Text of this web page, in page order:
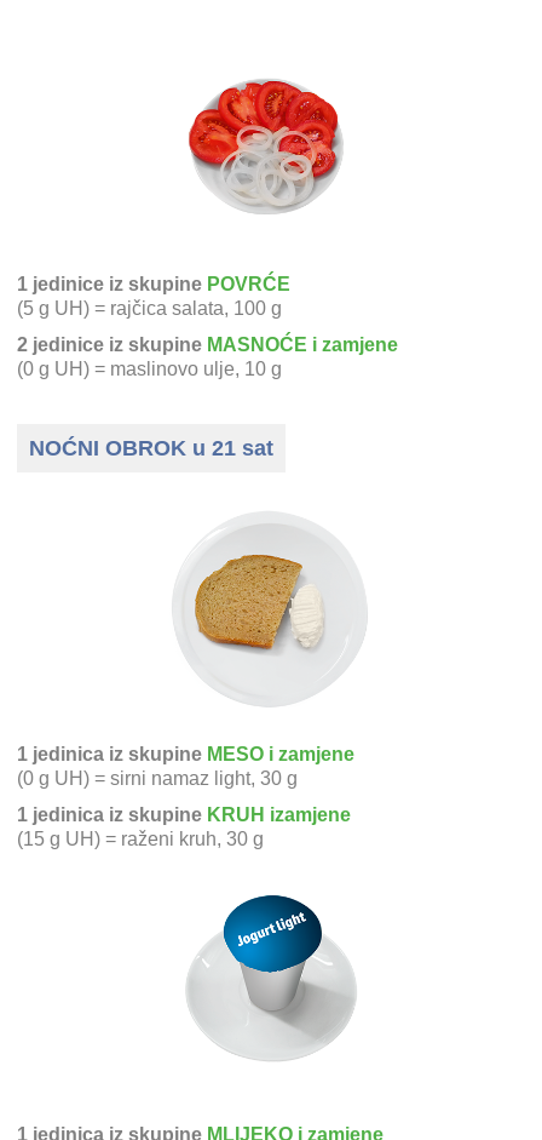
1 jedinice iz skupine POVRĆE
(5 g UH) = rajčica salata, 100 g
2 jedinice iz skupine MASNOĆE i zamjene
(0 g UH) = maslinovo ulje, 10 g
NOĆNI OBROK u 21 sat
1 jedinica iz skupine MESO i zamjene
(0 g UH) = sirni namaz light, 30 g
1 jedinica iz skupine KRUH izamjene
(15 g UH) = raženi kruh, 30 g
1 jedinica iz skupine MLIJEKO i zamjene